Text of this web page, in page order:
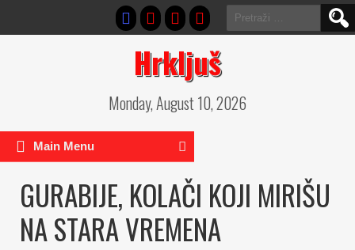
Pretraga:
Hrkljuš
Monday, August 10, 2026
Main Menu
GURABIJE, KOLAČI KOJI MIRIŠU
NA STARA VREMENA